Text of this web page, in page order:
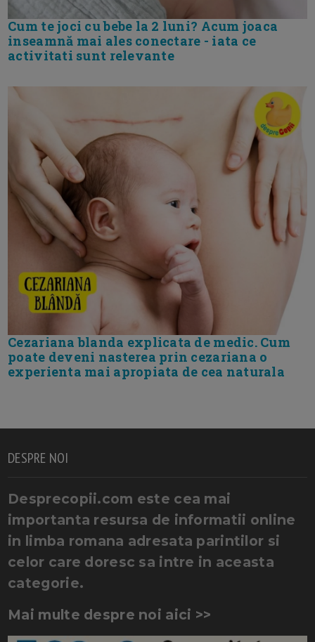
Cum te joci cu bebe la 2 luni? Acum joaca
inseamnă mai ales conectare - iata ce
activitati sunt relevante
Cezariana blanda explicata de medic. Cum
poate deveni nasterea prin cezariana o
experienta mai apropiata de cea naturala
DESPRE NOI
Desprecopii.com este cea mai
importanta resursa de informatii online
in limba romana adresata parintilor si
celor care doresc sa intre in aceasta
categorie.
Mai multe despre noi aici >>